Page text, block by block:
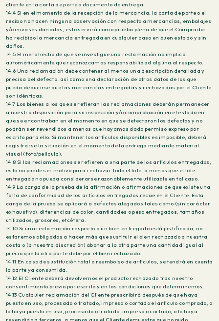
cliente en la carta de porte o documento de entrega.
14.4 Si en el momento de la recepción de la mercancía, la carta de porte o el
recibo no hacen ninguna observación con respecto a mercancías, embalajes
y/o envases dañados, esto servirá como prueba plena de que el Comprador
ha recibido la mercancía entregada en cualquier caso en buen estado y sin
daños.
14.5 El mero hecho de que se investigue una reclamación no implica
automáticamente que reconozcamos responsabilidad alguna al respecto.
14.6 Una reclamación debe contener al menos una descripción detallada y
precisa del defecto, así como una declaración de otros datos de los que
pueda deducirse que las mercancías entregadas y rechazadas por el Cliente
son idénticas.
14.7 Los bienes a los que se refieran las reclamaciones deberán permanecer
a nuestra disposición para su inspección y/o comprobación en el estado en
que se encontraban en el momento en que se detectaron los defectos y no
podrán ser revendidos a menos que hayamos dado permiso expreso por
escrito para ello. Si mantener los artículos disponibles es imposible, deberá
registrarse la situación en el momento de la entrega mediante material
visual (foto/película).
14.8 Si las reclamaciones se refieren a una parte de los artículos entregados,
esto no puede ser motivo para rechazar todo el lote, a menos que el lote
entregado no pueda considerarse razonablemente utilizable en tal caso.
14.9 La carga de la prueba de la afirmación o afirmaciones de que existe una
falta de conformidad de los artículos entregados recae en el Cliente. Esta
carga de la prueba se aplicará a defectos alegados tales como (sin carácter
exhaustivo), diferencias de color, cantidades o peso entregados, tamaños
utilizados, grosores, etcétera.
14.10 Si una reclamación respecto a un bien entregado está justificada, no
estaremos obligados a hacer más que sustituir el bien rechazado a nuestra
costa o (a nuestra discreción) abonar a la otra parte una cantidad igual al
precio que la otra parte debe por el bien rechazado.
14.11 En caso de sustitución total o reembolso de artículos, se tendrá en cuenta
la parte ya consumida.
14.12 El Cliente deberá devolvernos el producto rechazado tras nuestro
consentimiento previo por escrito y en las condiciones que determinemos.
14.13 Cualquier reclamación del Cliente prescribirá después de que haya
puesto en uso, procesado o tratado, impreso o cortado el artículo comprado, o
lo haya puesto en uso, procesado o tratado, impreso o cortado, o lo haya
revendido a terceros, a menos que el Cliente demuestre que no pudo